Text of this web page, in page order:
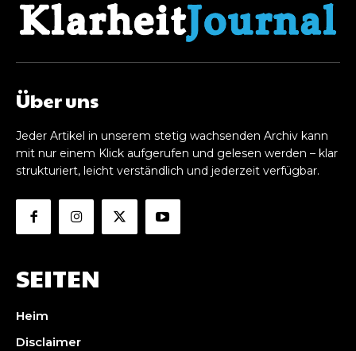
Über uns
Jeder Artikel in unserem stetig wachsenden Archiv kann
mit nur einem Klick aufgerufen und gelesen werden – klar
strukturiert, leicht verständlich und jederzeit verfügbar.
SEITEN
Heim
Disclaimer